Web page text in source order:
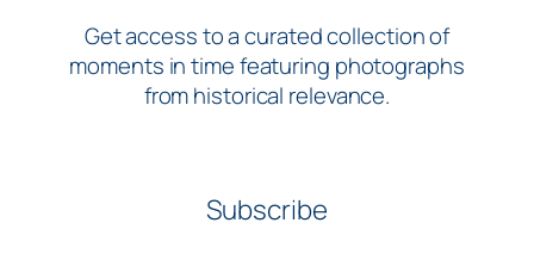
Get access to a curated collection of
moments in time featuring photographs
from historical relevance.
Subscribe